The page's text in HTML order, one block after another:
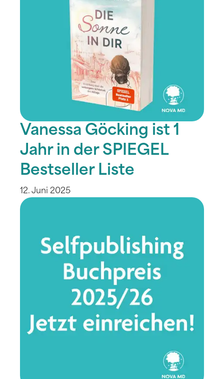
Vanessa Göcking ist 1
Jahr in der SPIEGEL
Bestseller Liste
12. Juni 2025